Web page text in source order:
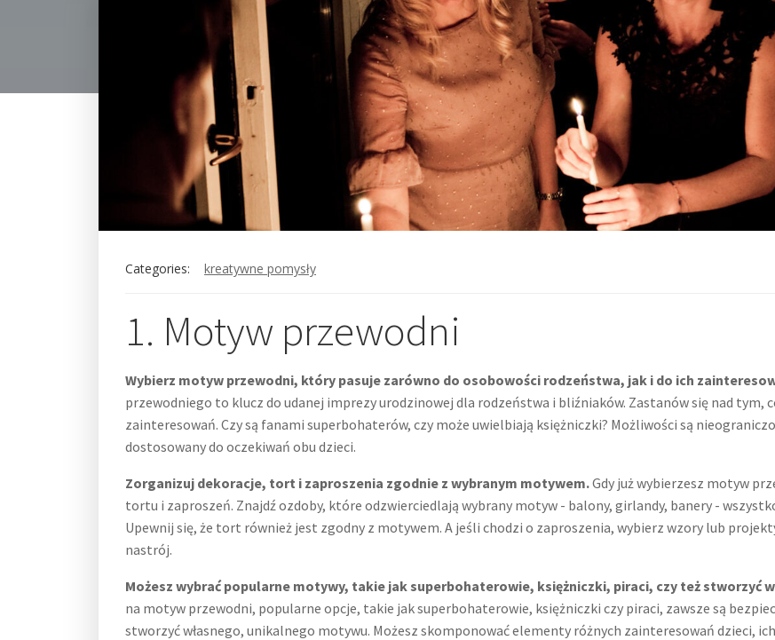
Categories: kreatywne pomysły
1. Motyw przewodni
Wybierz motyw przewodni, który pasuje zarówno do osobowości rodzeństwa, jak i do ich
przewodniego to klucz do udanej imprezy urodzinowej dla rodzeństwa i bliźniaków. Zastanów się nad tym,
zainteresowań. Czy są fanami superbohaterów, czy może uwielbiają księżniczki? Możliwości są
dostosowany do oczekiwań obu dzieci.
Zorganizuj dekoracje, tort i zaproszenia zgodnie z wybranym motywem.Gdy już wybierzesz motyw
tortu i zaproszeń. Znajdź ozdoby, które odzwierciedlają wybrany motyw - balony, girlandy, banery -
Upewnij się, że tort również jest zgodny z motywem. A jeśli chodzi o zaproszenia, wybierz wzory lub
nastrój.
Możesz wybrać popularne motywy, takie jak superbohaterowie, księżniczki, piraci, czy też stworzyć
na motyw przewodni, popularne opcje, takie jak superbohaterowie, księżniczki czy piraci, zawsze są
stworzyć własnego, unikalnego motywu. Możesz skomponować elementy różnych zainteresowań dzieci,